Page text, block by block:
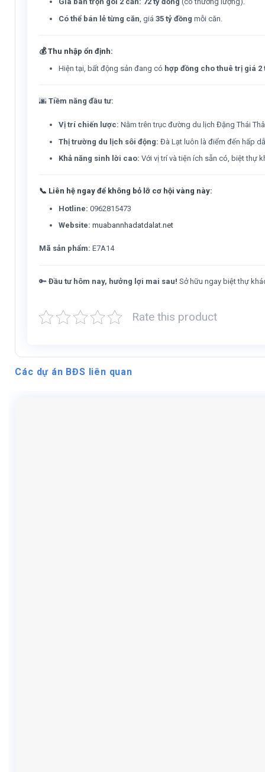
Có thể bán lẻ từng căn , giá35 tỷ đồng mỗi căn.
💰Thu nhập ổn định:
Hiện tại, bất động sản đang có hợp đồng cho thuê trị giá 2
🌆Tiềm năng đầu tư:
Vị trí chiến lược: Nằm trên trục đường du lịch Đặng Thái
Thị trường du lịch sôi động: Đà Lạt luôn là điểm đến hấp
Khả năng sinh lời cao: Với vị trí và tiện ích sẵn có, biệt thự
📞 Liên hệ ngay để không bỏ lỡ cơ hội vàng này:
Hotline: 0962815473
Website: muabannhadatdalat.net
Mã sản phẩm: E7A14
🔑Đầu tư hôm nay, hưởng lợi mai sau! Sở hữu ngay biệt thự
Rate this product
Các dự án BĐS liên quan